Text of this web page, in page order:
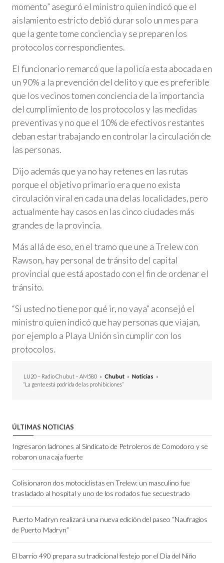
momento” aseguró el ministro quien indicó que el
aislamiento estricto debió durar solo un mes para
que la gente tome conciencia y se preparen los
protocolos correspondientes.
El funcionario remarcó que la policía esta abocada en
un 90% a la prevención del delito y que es preferible
que los vecinos tomen conciencia de la importancia
del cumplimiento de los protocolos y las medidas
preventivas y no que el 10% de efectivos restantes
deban estar trabajando en controlar la circulación de
las personas.
Dijo además que ya no hay retenes en las rutas
porque el objetivo primario era que no exista
circulación viral en cada una delas localidades, pero
actualmente hay casos en las cinco ciudades más
grandes de la provincia.
Más allá de eso, en el tramo que une a Trelew con
Rawson, hay personal de tránsito del capital
provincial que está apostado con el fin de ordenar el
tránsito.
“Si usted no tiene por qué ir, no vaya” aconsejó el
ministro quien indicó que hay personas que viajan,
por ejemplo a Playa Unión sin cumplir con los
protocolos.
LU20 – Radio Chubut – AM580 » Chubut » Noticias »
“La gente está podrida de las prohibiciones”
ÚLTIMAS NOTICIAS
Ingresaron ladrones al Sindicato de Petroleros de Comodoro y se
robaron una caja fuerte
Colisionaron dos motociclistas en Trelew: un masculino fue
trasladado al hospital y uno de los rodados fue secuestrado
Puerto Madryn realizará una nueva edición del paseo “Naufragios
de Puerto Madryn”
El barrio 490 prepara su tradicional festejo por el Día del Niño